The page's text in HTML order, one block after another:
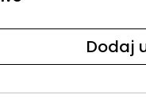
Dodaj